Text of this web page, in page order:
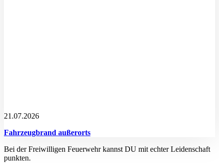
21.07.2026
Fahrzeugbrand außerorts
Bei der Freiwilligen Feuerwehr kannst DU mit echter Leidenschaft
punkten.